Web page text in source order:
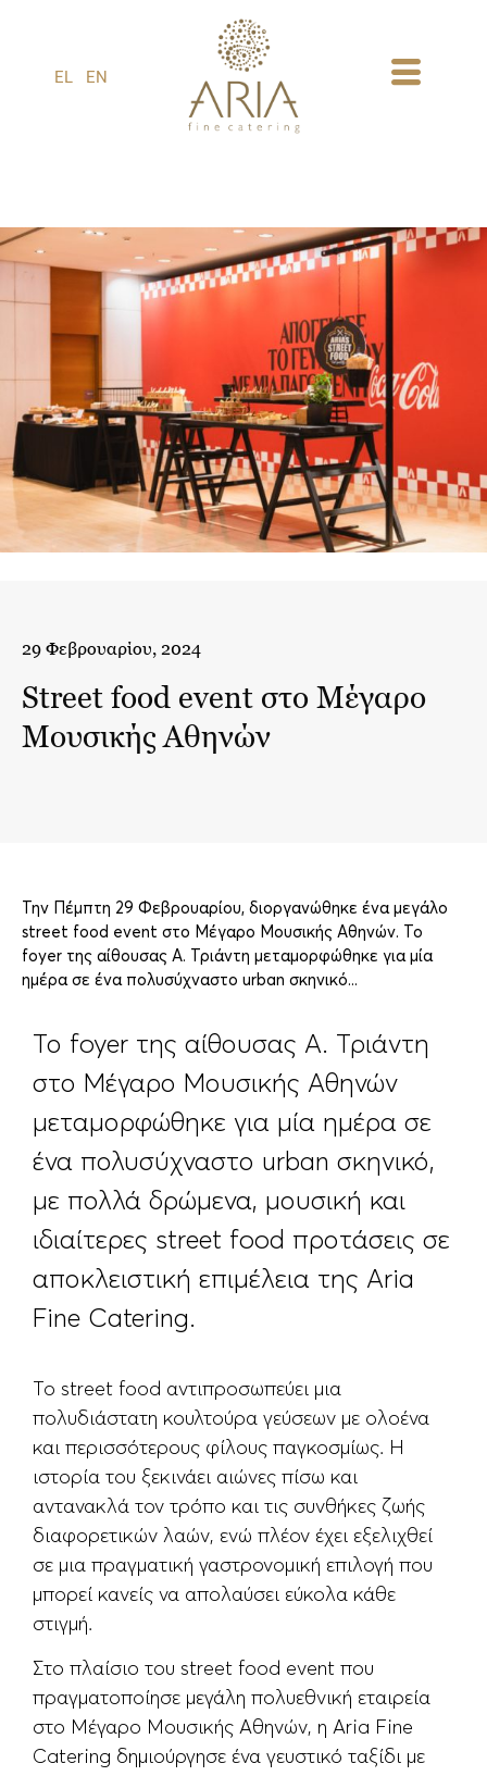
EL EN
29 Φεβρουαρίου, 2024
Street food event στο Μέγαρο
Mουσικής Αθηνών
Την Πέμπτη 29 Φεβρουαρίου, διοργανώθηκε ένα μεγάλο
street food event στο Μέγαρο Μουσικής Αθηνών. Το
foyer της αίθουσας Α. Τριάντη μεταμορφώθηκε για μία
ημέρα σε ένα πολυσύχναστο urban σκηνικό...
Το foyer της αίθουσας Α. Τριάντη
στο Μέγαρο Μουσικής Αθηνών
μεταμορφώθηκε για μία ημέρα σε
ένα πολυσύχναστο urban σκηνικό,
με πολλά δρώμενα, μουσική και
ιδιαίτερες street food προτάσεις σε
αποκλειστική επιμέλεια της Aria
Fine Catering.
Το street food αντιπροσωπεύει μια
πολυδιάστατη κουλτούρα γεύσεων με ολοένα
και περισσότερους φίλους παγκοσμίως. Η
ιστορία του ξεκινάει αιώνες πίσω και
αντανακλά τον τρόπο και τις συνθήκες ζωής
διαφορετικών λαών, ενώ πλέον έχει εξελιχθεί
σε μια πραγματική γαστρονομική επιλογή που
μπορεί κανείς να απολαύσει εύκολα κάθε
στιγμή.
Στο πλαίσιο του street food event που
πραγματοποίησε μεγάλη πολυεθνική εταιρεία
στο Μέγαρο Μουσικής Αθηνών, η Aria Fine
Catering δημιούργησε ένα γευστικό ταξίδι με